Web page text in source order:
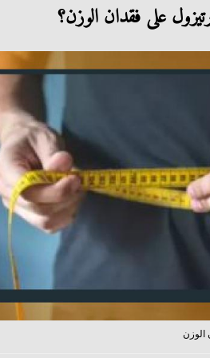
على فقدان الوزن؟
الوزن